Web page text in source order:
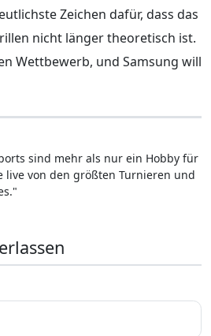
Zeichen dafür, dass das
nicht länger theoretisch ist.
Wettbewerb, und Samsung will
sind mehr als nur ein Hobby für
live von den größten Turnieren und